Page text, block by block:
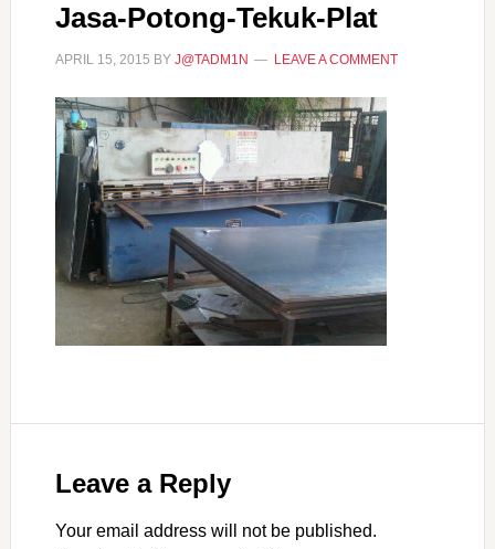
Jasa-Potong-Tekuk-Plat
APRIL 15, 2015 BY J@TADM1N LEAVE A COMMENT
Leave a Reply
Your email address will not be published.